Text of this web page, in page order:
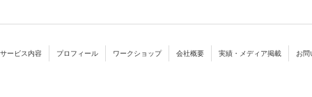
サービス内容 プロフィール ワークショップ 会社概要 実績・メディア掲載 お問